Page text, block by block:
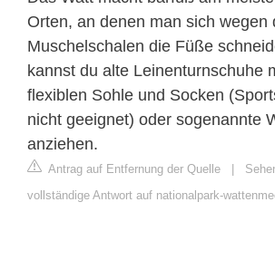
Orten, an denen man sich wegen
Muschelschalen die Füße
kannst du alte Leinenturnschuhe
flexiblen Sohle und Socken
nicht geeignet) oder sogenannte
anziehen.
Antrag auf Entfernung der Quelle |
vollständige Antwort auf nationalpark-